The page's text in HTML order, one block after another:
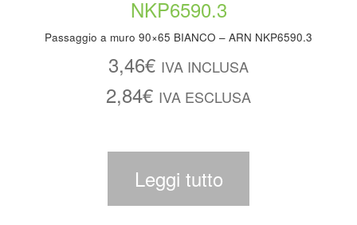
Passaggio a muro 90×65 BIANCO – ARN NKP6590.3
3,46€ IVA INCLUSA
2,84€ IVA ESCLUSA
Leggi tutto